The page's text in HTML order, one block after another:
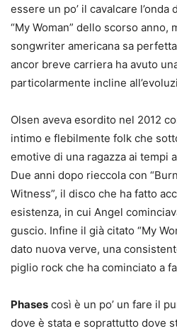
essere un po’ il cavalcare l’onda
“My Woman” dello scorso anno,
songwriter americana sa
ancor breve carriera ha avuto
particolarmente incline
Olsen aveva esordito nel 2012
intimo e flebilmente folk che
emotive di una ragazza ai tempi
Due anni dopo rieccola con
Witness”, il disco che ha fatto
esistenza, in cui Angel
guscio. Infine il già citato “My
dato nuova verve, una
piglio rock che ha cominciato a
Phases così è un po’ un fare il
dove è stata e soprattutto dove